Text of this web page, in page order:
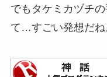
でもタケミカヅチ
て…すごい発想だね